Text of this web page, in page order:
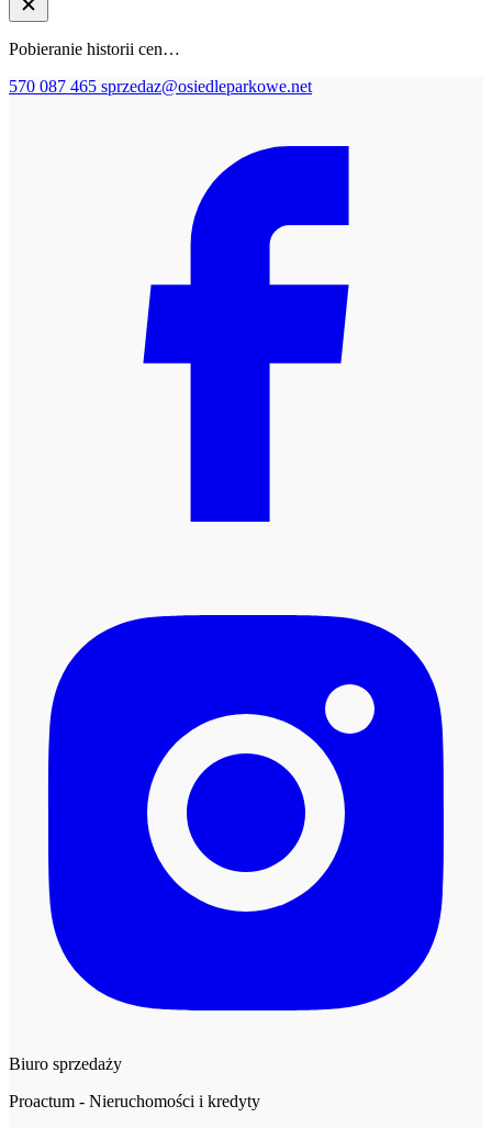
Pobieranie historii cen…
570 087 465 sprzedaz@osiedleparkowe.net
Biuro sprzedaży
Proactum - Nieruchomości i kredyty